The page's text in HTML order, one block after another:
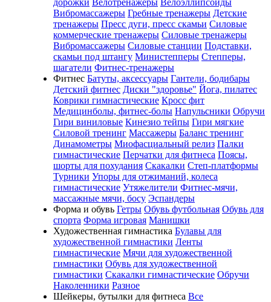
дорожки Велотренажеры Велоэллипсоиды
Вибромассажеры Гребные тренажеры Детские
тренажеры Пресс дуги, пресс скамьи Силовые
коммерческие тренажеры Силовые тренажеры
Вибромассажеры Силовые станции Подставки,
скамьи под штангу Министепперы Степперы,
шагатели Фитнес-тренажеры
Фитнес Батуты, аксессуары Гантели, бодибары
Детский фитнес Диски "здоровье" Йога, пилатес
Коврики гимнастические Кросс фит
Медицинболы, фитнес-болы Напульсники Обручи
Гири виниловые Кинезио тейпы Гири мягкие
Силовой тренинг Массажеры Баланс тренинг
Динамометры Миофасциальный релиз Палки
гимнастические Перчатки для фитнеса Поясы,
шорты для похудания Скакалки Степ-платформы
Турники Упоры для отжиманий, колеса
гимнастические Утяжелители Фитнес-мячи,
массажные мячи, босу Эспандеры
Форма и обувь Гетры Обувь футбольная Обувь для
спорта Форма игровая Манишки
Художественная гимнастика Булавы для
художественной гимнастики Ленты
гимнастические Мячи для художественной
гимнастики Обувь для художественной
гимнастики Скакалки гимнастические Обручи
Наколенники Разное
Шейкеры, бутылки для фитнеса Все